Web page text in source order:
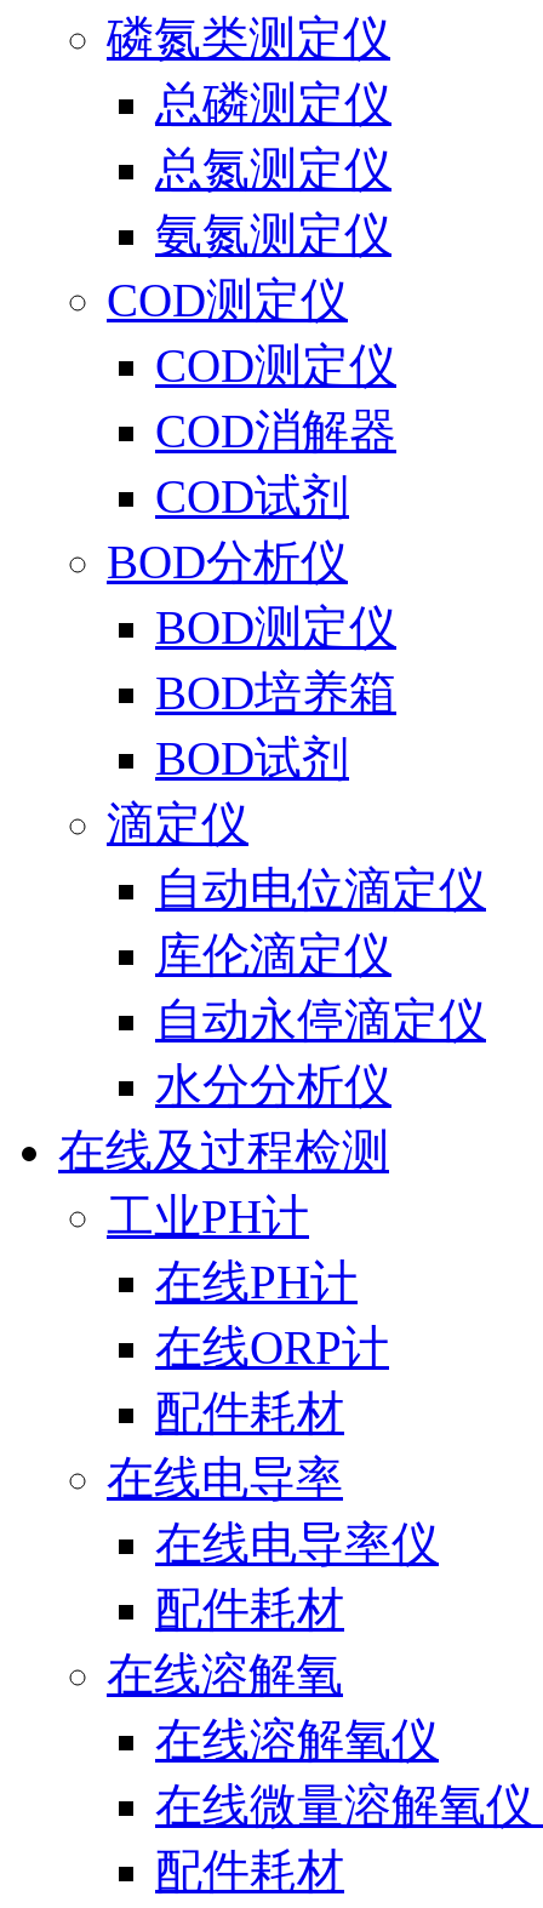
磷氮类测定仪
总磷测定仪
总氮测定仪
氨氮测定仪
COD测定仪
COD测定仪
COD消解器
COD试剂
BOD分析仪
BOD测定仪
BOD培养箱
BOD试剂
滴定仪
自动电位滴定仪
库伦滴定仪
自动永停滴定仪
水分分析仪
在线及过程检测
工业PH计
在线PH计
在线ORP计
配件耗材
在线电导率
在线电导率仪
配件耗材
在线溶解氧
在线溶解氧仪
在线微量溶解氧仪
配件耗材